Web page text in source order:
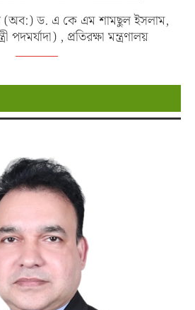
(অব:) ড. এ কে এম শামছুল ইসলাম,
পদমর্যাদা) , প্রতিরক্ষা মন্ত্রণালয়